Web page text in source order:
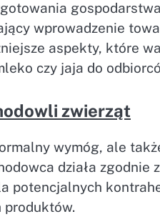
wprowadzenie
aspekty, które
czy jaja do
zwierząt
wymóg, ale
działa zgodnie
potencjalnych
produktów.